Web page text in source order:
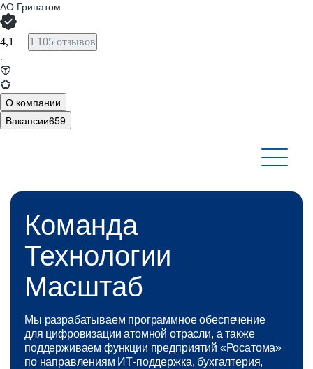
АО Гринатом
4,1 1 105 отзывов
·
О компании
Вакансии659
Команда
Технологии
Масштаб
Мы разрабатываем программное обеспечение
для цифровизации атомной отрасли, а также
поддерживаем функции предприятий «Росатома»
по направлениям ИТ‑поддержка, бухгалтерия,